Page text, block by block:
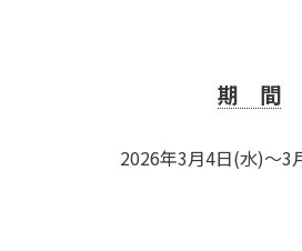
期 間
2026年3月4日(水)～3